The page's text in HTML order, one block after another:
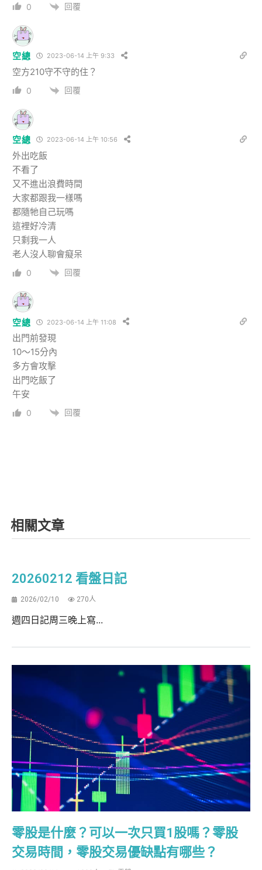
0 回覆
空總 2023-06-14 上午 9:33
空方210守不守的住？
0 回覆
空總 2023-06-14 上午 10:56
外出吃飯
不看了
又不進出浪費時間
大家都跟我一樣嗎
都隨牠自己玩嗎
這裡好冷清
只剩我一人
老人沒人聊會癡呆
0 回覆
空總 2023-06-14 上午 11:08
出門前發現
10～15分內
多方會攻擊
出門吃飯了
午安
0 回覆
相關文章
20260212 看盤日記
2026/02/10 270人
週四日記周三晚上寫...
零股是什麼？可以一次只買1股嗎？零股
交易時間，零股交易優缺點有哪些？